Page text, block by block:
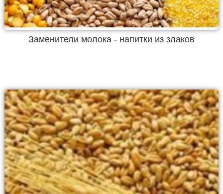
Заменители молока - напитки из злаков